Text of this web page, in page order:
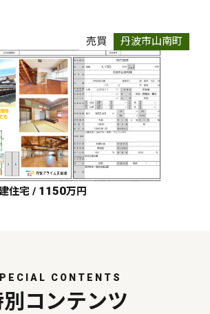
売買 丹波市山南町
住宅 / 1150万円
CONTENTS
コンテンツ